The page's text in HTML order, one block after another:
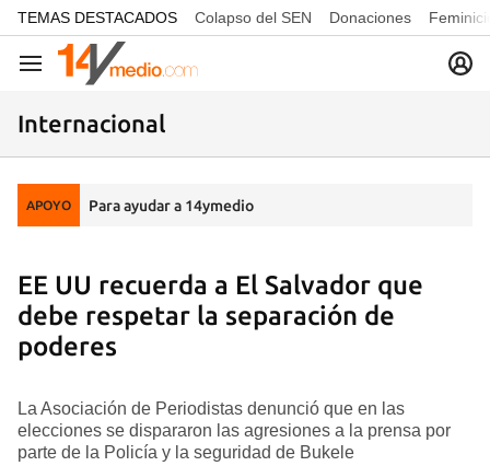
common.go-to-content
TEMAS DESTACADOS Colapso del SEN Donaciones
Navegación
Internacional
APOYO Para ayudar a 14ymedio
EE UU recuerda a El Salvador que
debe respetar la separación de
poderes
La Asociación de Periodistas denunció que en las
elecciones se dispararon las agresiones a la prensa por
parte de la Policía y la seguridad de Bukele